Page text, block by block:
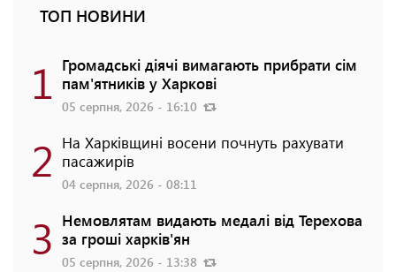
ТОП НОВИНИ
1 Громадські діячі вимагають прибрати сім
пам'ятників у Харкові
05 серпня, 2026 - 16:10
2 На Харківщині восени почнуть рахувати
пасажирів
04 серпня, 2026 - 08:11
3 Немовлятам видають медалі від Терехова
за гроші харків'ян
05 серпня, 2026 - 13:38